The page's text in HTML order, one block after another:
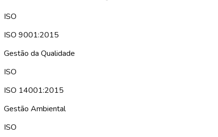
ISO
ISO 9001:2015
Gestão da Qualidade
ISO
ISO 14001:2015
Gestão Ambiental
ISO